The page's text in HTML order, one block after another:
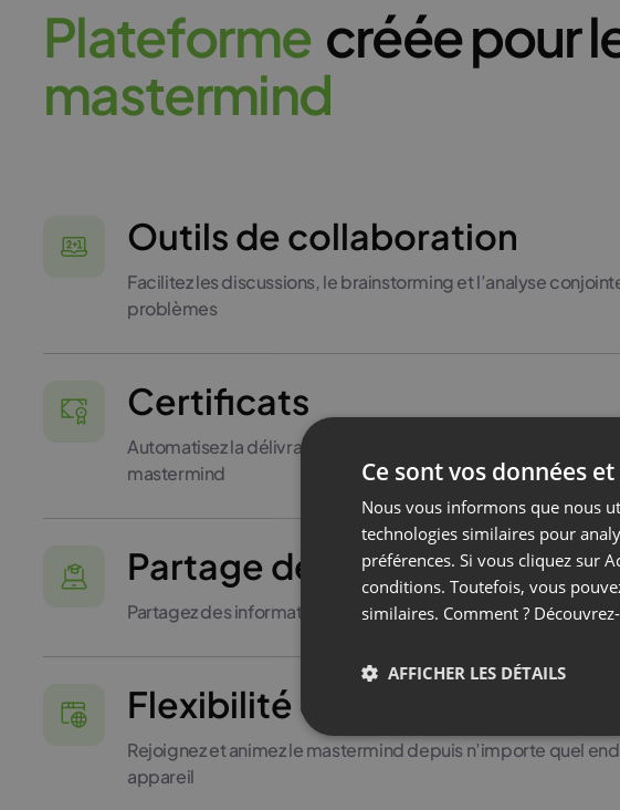
Plateforme créée pour
mastermind
Outils de collaboration
Facilitez les discussions, le brainstorming et l’analyse
problèmes
Certificats
Automatisez la délivrance de certificats pour les participants au
mastermind
Partage de connaissances
Partagez des informations de manière moderne
Flexibilité et mobilité
Rejoignez et animez le mastermind depuis n’importe quel
appareil
Ce sont vos données
Nous vous informons que nous
technologies similaires pour
préférences. Si vous cliquez sur
conditions. Toutefois, vous
similaires. Comment ?
AFFICHER LES DÉTAILS